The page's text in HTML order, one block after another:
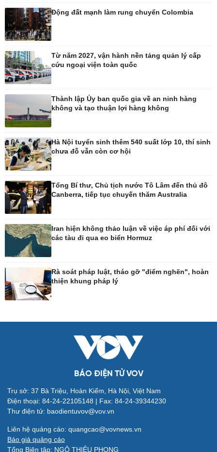
Vụ án
Tin nóng
Tư vấn luật
Pickleball
Bóng đá Việt Nam
Lịch thi đấu bóng đá
eSports
Ô tô - Xe máy
Ô tô
Xe máy
Tư vấn
Thông tin doanh nghiệp
Doanh nghiệp 24h
Sành điệu
Tin Công nghệ
Trải nghiệm
Dinh dưỡng - món ngon
Phòng mạch online
Ăn sạch sống khỏe
Đời sống
Nhà đẹp
Tình yêu - Gia đình
Văn hóa
Âm nhạc
Động đất mạnh làm rung chuyển Colombia
Từ năm 2027, vận hành nền tảng quản lý cấp
cứu ngoại viện toàn quốc
Thành lập Ủy ban quốc gia về an ninh hàng
không và tạo thuận lợi hàng không
Hà Nội tuyển sinh thêm 540 suất lớp 10, thí sinh
chưa đỗ vẫn còn cơ hội
Tổng Bí thư, Chủ tịch nước Tô Lâm đến thủ đô
Canberra, tiếp tục chuyến thăm Australia
Iran hiện không thảo luận về việc áp phí đối với
các tàu đi qua eo biển Hormuz
Rà soát pháp luật, tháo gỡ "điểm nghẽn", hoàn
thiện khung pháp lý
BÁO ĐIỆN TỬ VOV
Trụ sở: 37 Bà Triệu, Hoàn Kiếm, Hà Nội, Việt Nam
Điện thoại: 84-24-22105148 | Fax: 84-24-39344230
Thư điện tử: baodientuvov@vov.vn
Liên hệ quảng cáo: quangcao@vovnews.vn
Báo giá quảng cáo
Tổng Biên tập: NGÔ THIỆU PHONG